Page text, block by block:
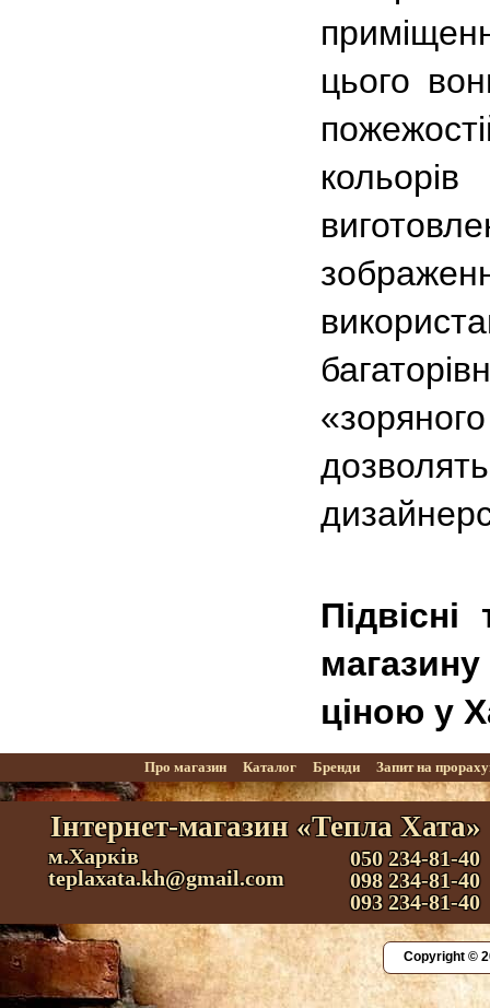
цього
ціною у
Про магазин Каталог Бренди Запит на
Інтернет-магазин «Тепла Хата»
м.Харків
teplaxata.kh@gmail.com
050 234-81-40
098 234-81-40
093 234-81-40
Copyright ©